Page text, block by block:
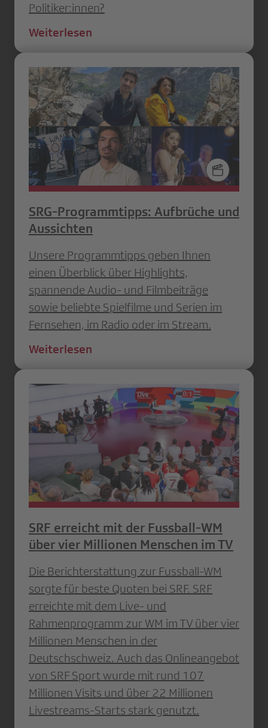
Politiker:innen?
Weiterlesen
SRG-Programmtipps: Aufbrüche und
Aussichten
Unsere Programmtipps geben Ihnen
einen Überblick über Highlights,
spannende Audio- und Filmbeiträge
sowie beliebte Spielfilme und Serien im
Fernsehen, im Radio oder im Stream.
Weiterlesen
SRF erreicht mit der Fussball-WM
über vier Millionen Menschen im TV
Die Berichterstattung zur Fussball-WM
sorgte für beste Quoten bei SRF. SRF
erreichte mit dem Live- und
Rahmenprogramm zur WM im TV über vier
Millionen Menschen in der
Deutschschweiz. Auch das Onlineangebot
von SRF Sport wurde mit rund 107
Millionen Visits und über 22 Millionen
Livestreams-Starts stark genutzt.